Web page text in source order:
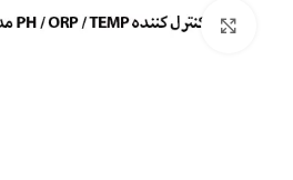
بزرگنمایی تصویر